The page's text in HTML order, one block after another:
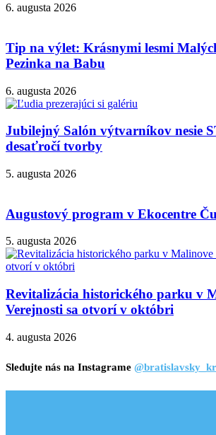
6. augusta 2026
Tip na výlet: Krásnymi lesmi
Pezinka na Babu
6. augusta 2026
Jubilejný Salón výtvarníkov nesie
desaťročí tvorby
5. augusta 2026
Augustový program v Ekocentre
5. augusta 2026
Revitalizácia historického parku v
Verejnosti sa otvorí v októbri
4. augusta 2026
Sledujte nás na Instagrame